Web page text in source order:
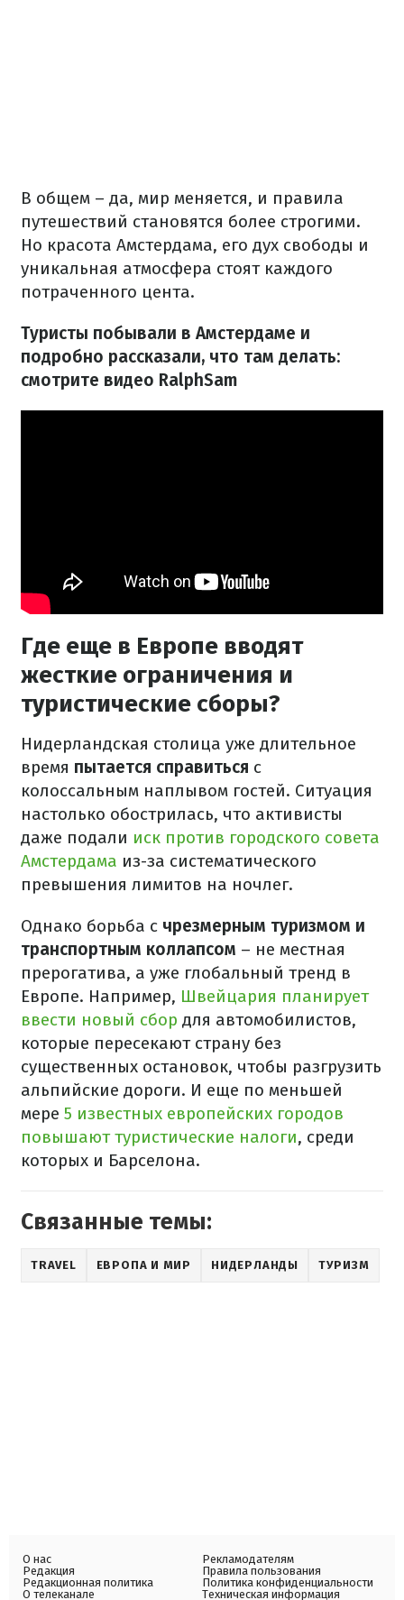
В общем – да, мир меняется, и правила
путешествий становятся более строгими.
Но красота Амстердама, его дух свободы и
уникальная атмосфера стоят каждого
потраченного цента.
Туристы побывали в Амстердаме и
подробно рассказали, что там делать:
смотрите видео RalphSam
Где еще в Европе вводят
жесткие ограничения и
туристические сборы?
Нидерландская столица уже длительное
время пытается справиться с
колоссальным наплывом гостей. Ситуация
настолько обострилась, что активисты
даже подали иск против городского совета
Амстердама из-за систематического
превышения лимитов на ночлег.
Однако борьба с чрезмерным туризмом и
транспортным коллапсом – не местная
прерогатива, а уже глобальный тренд в
Европе. Например, Швейцария планирует
ввести новый сбор для автомобилистов,
которые пересекают страну без
существенных остановок, чтобы разгрузить
альпийские дороги. И еще по меньшей
мере 5 известных европейских городов
повышают туристические налоги, среди
которых и Барселона.
Связанные темы:
TRAVEL ЕВРОПА И МИР НИДЕРЛАНДЫ ТУРИЗМ
О нас
Редакция
Редакционная политика
О телеканале
Рекламодателям
Правила пользования
Политика конфиденциальности
Техническая информация